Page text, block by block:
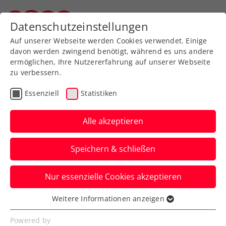
Zurück zur Newsübersicht
Turniere
Sulzbacher/Krampl holen
sensationell WM Bronze
in Umag
Wahnsinn, was für eine hervorragende
Leistung.
Verfasst von: Kerstin Zirngast, 20.09.2021
Datenschutzeinstellungen
Auf unserer Webseite werden Cookies verwendet. Einige
davon werden zwingend benötigt, während es uns andere
ermöglichen, Ihre Nutzererfahrung auf unserer Webseite
zu verbessern.
Essenziell Statistiken
Alle akzeptieren
Speichern & schließen
Nur essenzielle Cookies akzeptieren
Essenziell
Essenzielle Cookies werden für grundlegende
Weitere Informationen anzeigen
Powered by